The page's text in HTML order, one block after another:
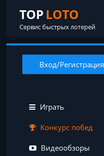
TOP LOTO
Сервис быстрых лотерей
Вход/Регистрация
Играть
Конкурс побед
Видеообзоры